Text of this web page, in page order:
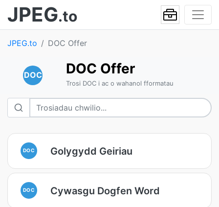
JPEG.to
JPEG.to DOC Offer
DOC DOC Offer
Trosi DOC i ac o wahanol fformatau
DOC Golygydd Geiriau
DOC Cywasgu Dogfen Word